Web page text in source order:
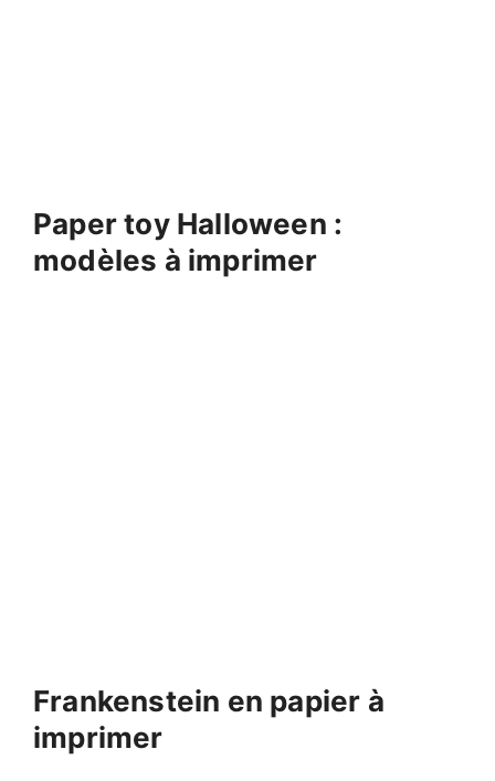
Paper toy Halloween :
modèles à imprimer
Frankenstein en papier à
imprimer